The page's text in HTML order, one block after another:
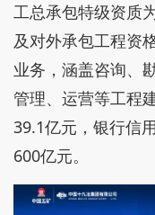
工总承包特级资质
及对外承包工程资
业务，涵盖咨询、
管理、运营等工程
39.1亿元，银行信
600亿元。